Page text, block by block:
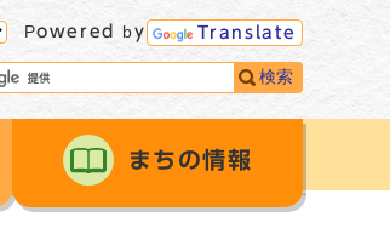
Powered by Translate
検索
まちの情報